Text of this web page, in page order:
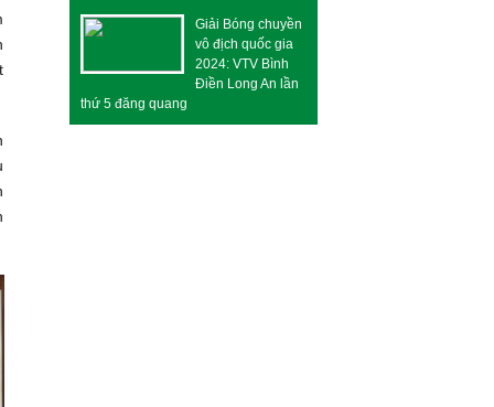
Giải Bóng chuyền
vô địch quốc gia
2024: VTV Bình
Điền Long An lần
thứ 5 đăng quang